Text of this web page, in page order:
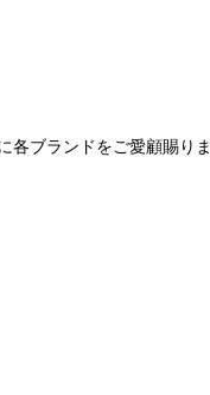
ブランドをご愛顧賜り